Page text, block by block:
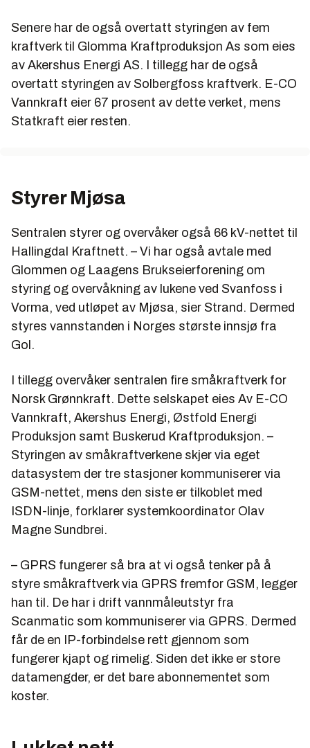
Senere har de også overtatt styringen av fem
kraftverk til Glomma Kraftproduksjon As som eies
av Akershus Energi AS. I tillegg har de også
overtatt styringen av Solbergfoss kraftverk. E-CO
Vannkraft eier 67 prosent av dette verket, mens
Statkraft eier resten.
Styrer Mjøsa
Sentralen styrer og overvåker også 66 kV-nettet til
Hallingdal Kraftnett. – Vi har også avtale med
Glommen og Laagens Brukseierforening om
styring og overvåkning av lukene ved Svanfoss i
Vorma, ved utløpet av Mjøsa, sier Strand. Dermed
styres vannstanden i Norges største innsjø fra
Gol.
I tillegg overvåker sentralen fire småkraftverk for
Norsk Grønnkraft. Dette selskapet eies Av E-CO
Vannkraft, Akershus Energi, Østfold Energi
Produksjon samt Buskerud Kraftproduksjon. –
Styringen av småkraftverkene skjer via eget
datasystem der tre stasjoner kommuniserer via
GSM-nettet, mens den siste er tilkoblet med
ISDN-linje, forklarer systemkoordinator Olav
Magne Sundbrei.
– GPRS fungerer så bra at vi også tenker på å
styre småkraftverk via GPRS fremfor GSM, legger
han til. De har i drift vannmåleutstyr fra
Scanmatic som kommuniserer via GPRS. Dermed
får de en IP-forbindelse rett gjennom som
fungerer kjapt og rimelig. Siden det ikke er store
datamengder, er det bare abonnementet som
koster.